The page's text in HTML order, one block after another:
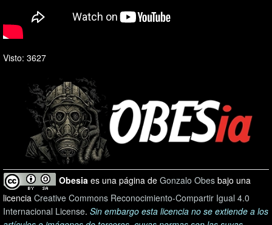
Visto: 3627
Obesia es una página de Gonzalo Obes bajo una
licencia Creative Commons Reconocimiento-Compartir Igual 4.0
Internacional License. Sin embargo esta licencia no se extiende a los